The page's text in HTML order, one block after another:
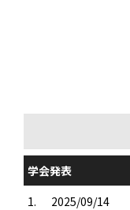
学会発表
1.
2025/09/14